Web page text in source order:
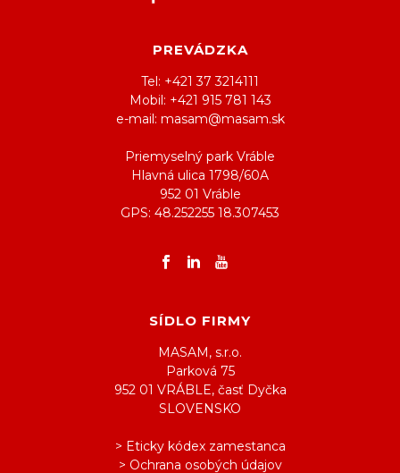
PREVÁDZKA
Tel: +421 37 3214111
Mobil: +421 915 781 143
e-mail: masam@masam.sk
Priemyselný park Vráble
Hlavná ulica 1798/60A
952 01 Vráble
GPS: 48.252255 18.307453
SÍDLO FIRMY
MASAM, s.r.o.
Parková 75
952 01 VRÁBLE, časť Dyčka
SLOVENSKO
> Eticky kódex zamestanca
> Ochrana osobých údajov